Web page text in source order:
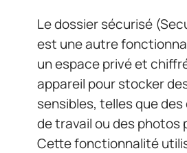
Le dossier sécurisé
est une autre
un espace privé et
appareil pour stocker
sensibles, telles que
de travail ou des photos
Cette fonctionnalité